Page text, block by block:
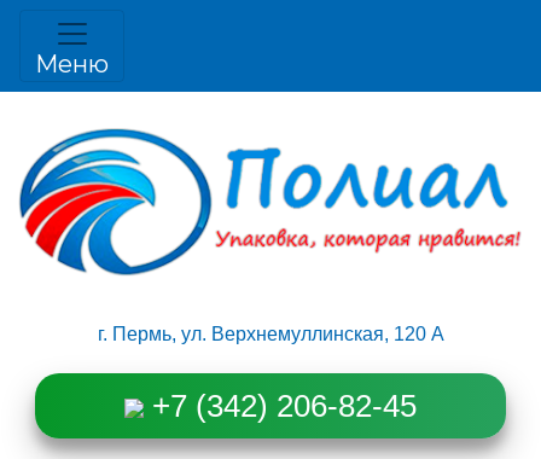
Меню
г. Пермь, ул. Верхнемуллинская, 120 А
+7 (342) 206-82-45